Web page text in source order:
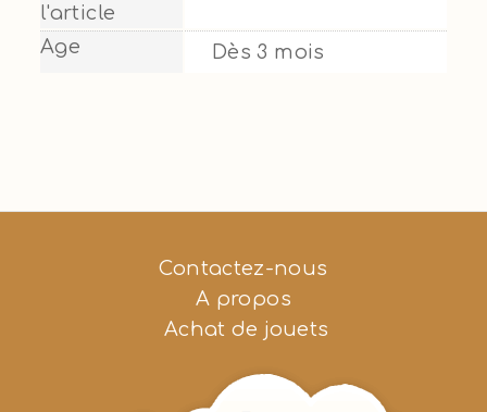
l'article
Age Dès 3 mois
Contactez-nous
A propos
Achat de jouets